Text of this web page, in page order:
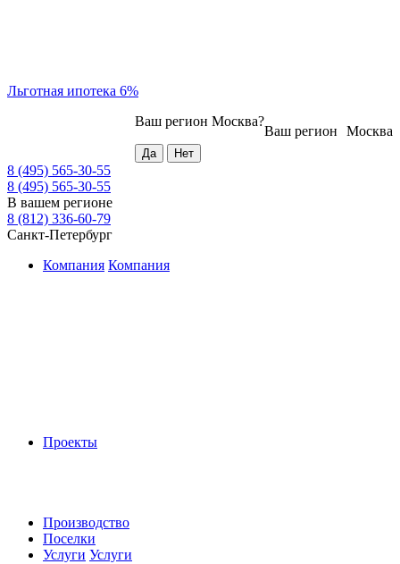
Льготная ипотека 6%
Москва
Ваш регион
Ваш регион Москва?
8 (495) 565-30-55
8 (495) 565-30-55
В вашем регионе
8 (812) 336-60-79
Санкт-Петербург
Компания Компания
Проекты
Производство
Поселки
Услуги Услуги